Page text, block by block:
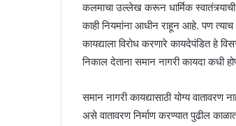
कलमाचा उल्लेख करून धार्मिक
काही नियमांना आधीन राहून आहे. पण
कायद्याला विरोध करणारे कायदेपंडित हे
निकाल देताना समान नागरी कायदा कधी
समान नागरी कायद्यासाठी योग्य
असे वातावरण निर्माण करण्यात पुढील